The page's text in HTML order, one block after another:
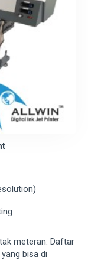
meteran. Daftar
bisa di